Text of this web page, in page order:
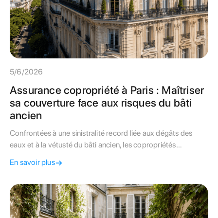
5/6/2026
Assurance copropriété à Paris : Maîtriser
sa couverture face aux risques du bâti
ancien
Confrontées à une sinistralité record liée aux dégâts des
eaux et à la vétusté du bâti ancien, les copropriétés
d'assurance. Ce guide technique livre la méthode pour
En savoir plus